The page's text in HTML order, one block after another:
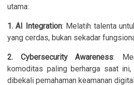
utama:
1. AI Integration: Melatih talenta
yang cerdas, bukan sekadar
2. Cybersecurity Awareness:
komoditas paling berharga saat
dibekali pemahaman keamanan